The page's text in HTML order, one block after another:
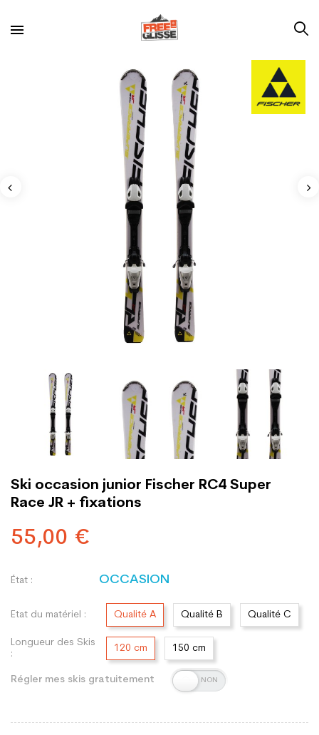
Ski occasion junior Fischer RC4 Super
Race JR + fixations
55,00 €
État : OCCASION
Etat du matériel : Qualité A Qualité B Qualité C
Longueur des Skis
:
120 cm 150 cm
Régler mes skis gratuitement